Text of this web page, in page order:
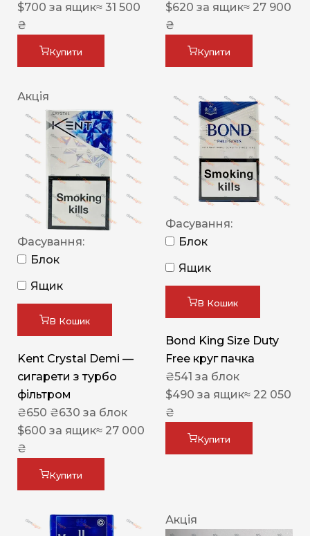
$700 за ящик≈ 31 500
₴
Купити
$620 за ящик≈ 27 900
₴
Купити
Акція
Фасування:
Блок
Ящик
В Кошик
Kent Crystal Demi —
сигарети з турбо
фільтром
₴650 ₴630 за блок
$600 за ящик≈ 27 000
₴
Купити
Фасування:
Блок
Ящик
В Кошик
Bond King Size Duty
Free круг пачка
₴541 за блок
$490 за ящик≈ 22 050
₴
Купити
Акція